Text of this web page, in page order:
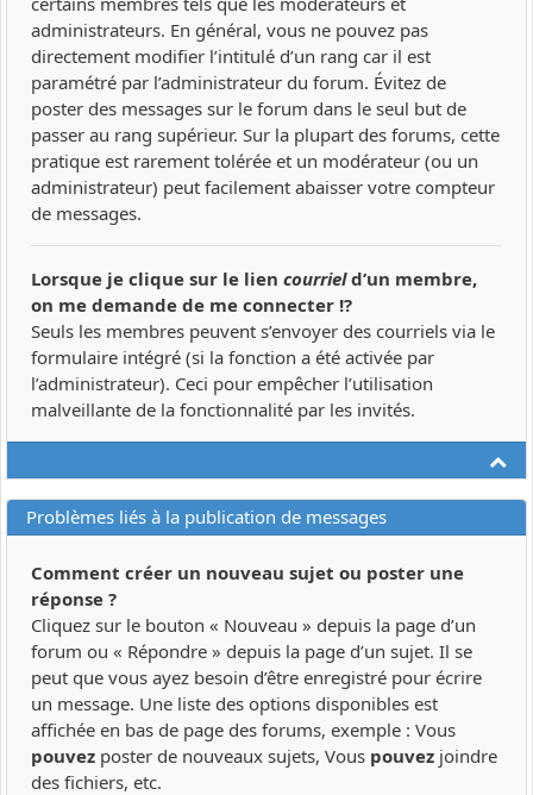
administrateurs. En général, vous ne pouvez pas
directement modifier l’intitulé d’un rang car il est
paramétré par l’administrateur du forum. Évitez de
poster des messages sur le forum dans le seul but de
passer au rang supérieur. Sur la plupart des forums, cette
pratique est rarement tolérée et un modérateur (ou un
administrateur) peut facilement abaisser votre compteur
de messages.
Lorsque je clique sur le lien courrield’un membre,
on me demande de me connecter !?
Seuls les membres peuvent s’envoyer des courriels via le
formulaire intégré (si la fonction a été activée par
l’administrateur). Ceci pour empêcher l’utilisation
malveillante de la fonctionnalité par les invités.
Problèmes liés à la publication de messages
Comment créer un nouveau sujet ou poster une
réponse ?
Cliquez sur le bouton « Nouveau » depuis la page d’un
forum ou « Répondre » depuis la page d’un sujet. Il se
peut que vous ayez besoin d’être enregistré pour écrire
un message. Une liste des options disponibles est
affichée en bas de page des forums, exemple : Vous
pouvez poster de nouveaux sujets, Vous pouvez joindre
des fichiers, etc.